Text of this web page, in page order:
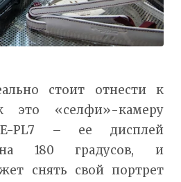
стоит отнести к
это «селфи»-камеру
PL7 – ее дисплей
на 180 градусов, и
снять свой портрет